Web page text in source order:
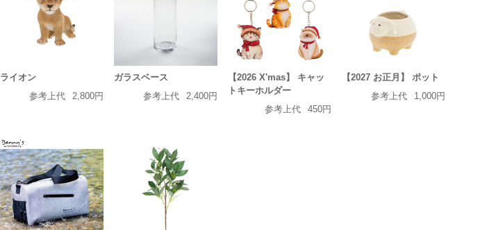
ライオン
参考上代
2,800円
ガラスベース
参考上代
2,400円
【2026 X'mas】 キャッ
トキーホルダー
参考上代
450円
【2027 お正月】 ポット
参考上代
1,000円